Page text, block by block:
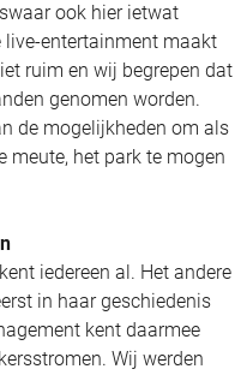
ook hier ietwat
live-entertainment maakt
ruim en wij begrepen dat
genomen worden.
de mogelijkheden om als
meute, het park te mogen
iedereen al. Het andere
in haar geschiedenis
kent daarmee
Wij werden